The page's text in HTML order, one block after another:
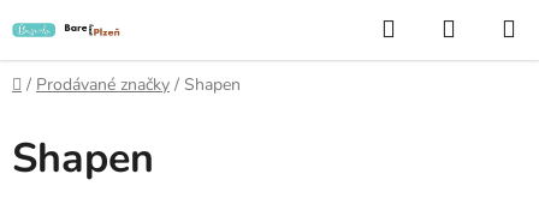
na
obsah
Hledat
KOŠÍK
Domů
/ Prodávané značky / Shapen
Shapen